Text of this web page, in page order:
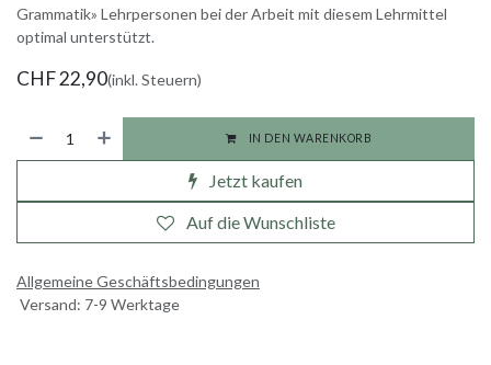
Grammatik» Lehrpersonen bei der Arbeit mit diesem Lehrmittel
optimal unterstützt.
CHF22,90(inkl. Steuern)
IN DEN WARENKORB
Jetzt kaufen
Auf die Wunschliste
Allgemeine Geschäftsbedingungen
Versand: 7-9 Werktage